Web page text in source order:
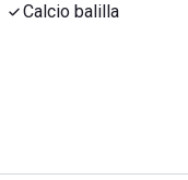
Calcio balilla